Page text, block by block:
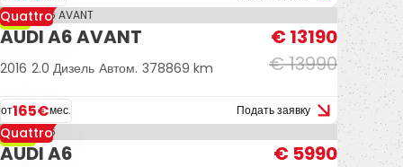
-6%
Quattro
AUDI A6 AVANT
€ 13990
€ 13190
2016 2.0 Дизель Автом. 378869 km
от165€мес. Подать заявку
-14%
Quattro
AUDI A6
€ 5990